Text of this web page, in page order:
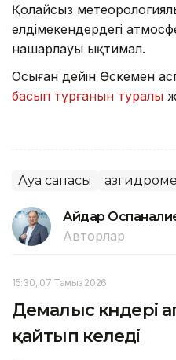
Қолайсыз
елдімекендердегі
нашарлауы ықтимал.
Осыған дейін Өскемен
басып тұрғанын туралы
Ауа сапасы
Айдар
Авторлар
15:30, 07 Тамыз 2026
Демалыс күндері
қайтып келеді